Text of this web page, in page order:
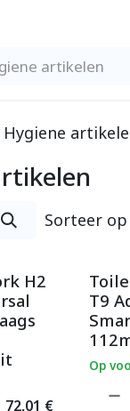
Hygiene
Sorteer op
H2
72,01 €
T9
Op